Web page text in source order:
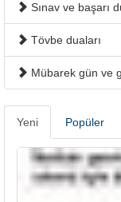
Sınav ve başarı
Tövbe duaları
Mübarek gün ve
Yeni Popüler